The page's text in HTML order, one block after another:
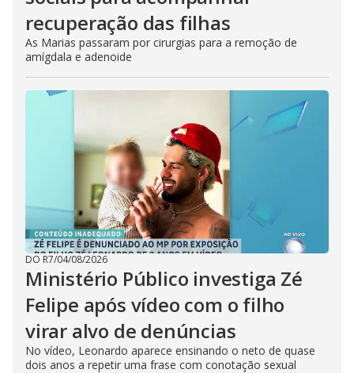
recuperação das filhas
As Marias passaram por cirurgias para a remoção de
amígdala e adenoide
DO R7/04/08/2026
Ministério Público investiga Zé
Felipe após vídeo com o filho
virar alvo de denúncias
No vídeo, Leonardo aparece ensinando o neto de quase
dois anos a repetir uma frase com conotação sexual